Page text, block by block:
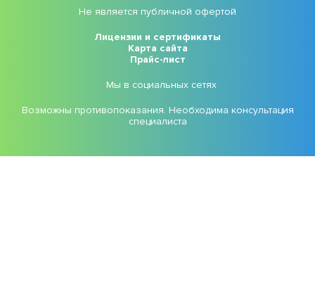
Не является публичной офертой
Лицензии и сертификаты
Карта сайта
Прайс-лист
Мы в социальных сетях
Возможны противопоказания. Необходима консультация
специалиста